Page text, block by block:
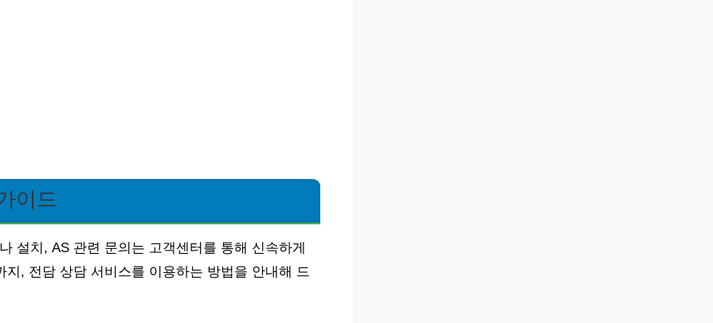
이드
설치, AS 관련 문의는 고객센터를 통해 신속하게
, 전담 상담 서비스를 이용하는 방법을 안내해 드